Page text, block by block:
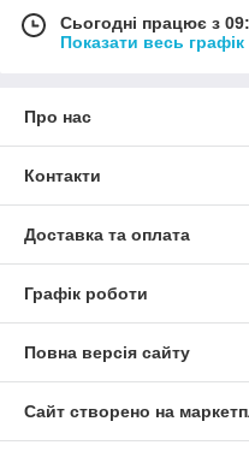
Сьогодні працює з
Показати весь
Про нас
Контакти
Доставка та оплата
Графік роботи
Повна версія сайту
Сайт створено на